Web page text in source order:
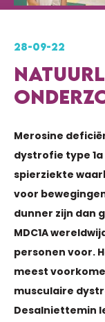
28-09-22
Merosine
dystrofie type 1a
spierziekte
voor
dunner zijn dan
MDC1A
personen voor.
meest
musculaire
Desalniettemin